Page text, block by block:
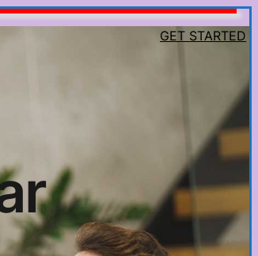
GET STARTED